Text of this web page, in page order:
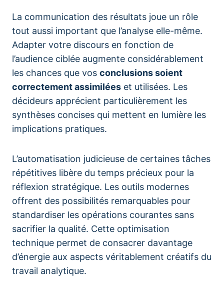
La communication des résultats joue un rôle
tout aussi important que l’analyse elle-même.
Adapter votre discours en fonction de
l’audience ciblée augmente considérablement
les chances que vos conclusions soient
correctement assimilées et utilisées. Les
décideurs apprécient particulièrement les
synthèses concises qui mettent en lumière les
implications pratiques.
L’automatisation judicieuse de certaines tâches
répétitives libère du temps précieux pour la
réflexion stratégique. Les outils modernes
offrent des possibilités remarquables pour
standardiser les opérations courantes sans
sacrifier la qualité. Cette optimisation
technique permet de consacrer davantage
d’énergie aux aspects véritablement créatifs du
travail analytique.